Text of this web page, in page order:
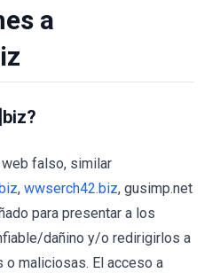
a
falso, similar
, wwserch42.biz, gusimp.net
para presentar a los
dañino y/o redirigirlos a
maliciosas. El acceso a